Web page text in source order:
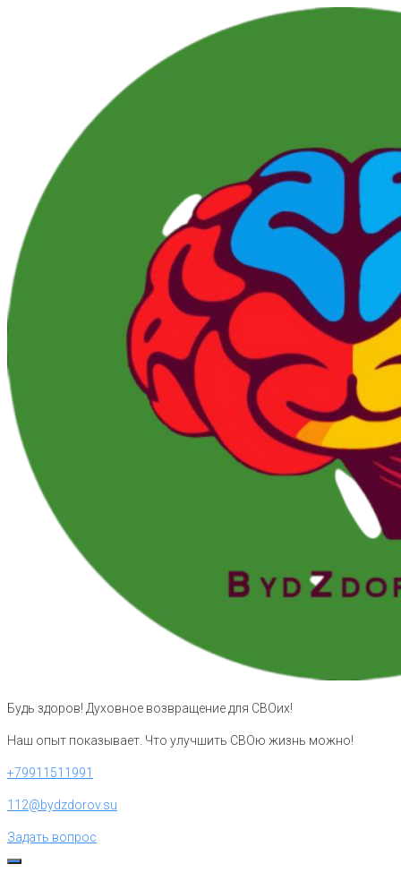
Будь здоров! Духовное возвращение для СВОих!
Наш опыт показывает. Что улучшить СВОю жизнь можно!
+79911511991
112@bydzdorov.su
Задать вопрос